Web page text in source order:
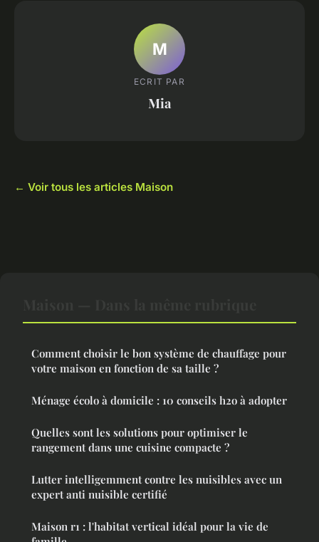
M
ECRIT PAR
Mia
← Voir tous les articles Maison
Comment choisir le bon système de chauffage pour
votre maison en fonction de sa taille ?
Ménage écolo à domicile : 10 conseils h2o à adopter
Quelles sont les solutions pour optimiser le
rangement dans une cuisine compacte ?
Lutter intelligemment contre les nuisibles avec un
expert anti nuisible certifié
Maison r1 : l'habitat vertical idéal pour la vie de